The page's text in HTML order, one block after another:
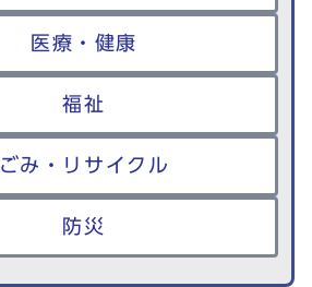
医療・健康
福祉
ごみ・リサイクル
防災